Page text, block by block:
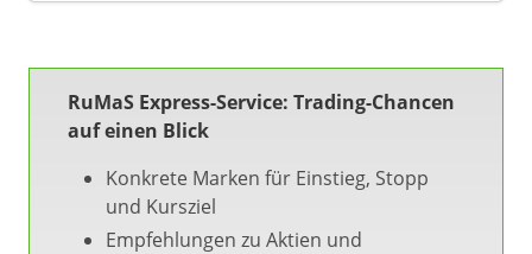
RuMaS Express-Service: Trading-Chancen
auf einen Blick
Konkrete Marken für Einstieg, Stopp
und Kursziel
Empfehlungen zu Aktien und